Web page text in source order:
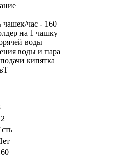
чашек/час - 160
на 1 чашку
воды
воды и пара
кипятка